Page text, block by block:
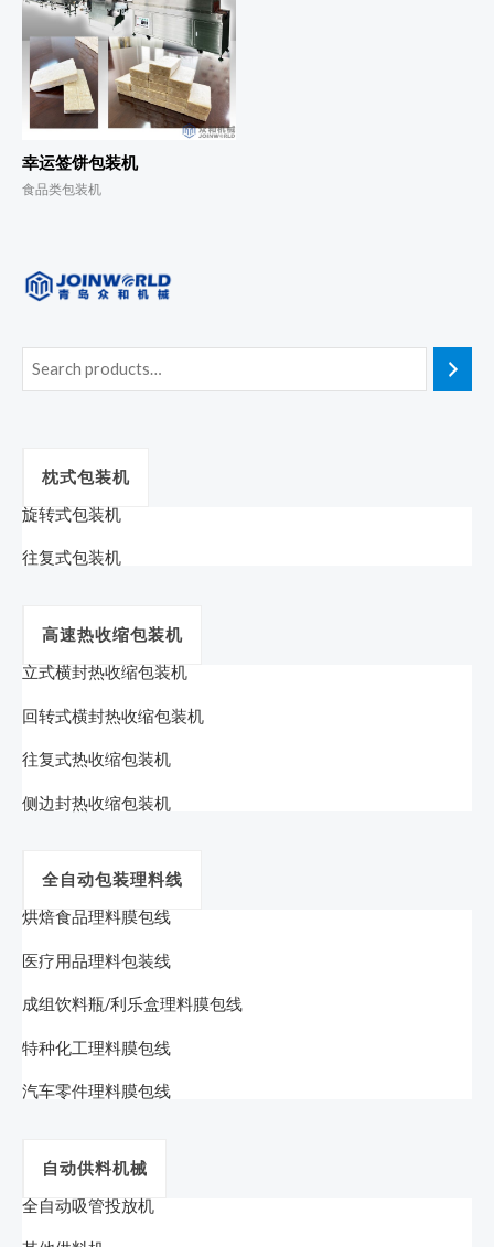
枕式包装机
旋转式包装机
往复式包装机
高速热收缩包装机
立式横封热收缩包装机
回转式横封热收缩包装机
往复式热收缩包装机
侧边封热收缩包装机
全自动包装理料线
烘焙食品理料膜包线
医疗用品理料包装线
成组饮料瓶/利乐盒理料膜包线
特种化工理料膜包线
汽车零件理料膜包线
自动供料机械
全自动吸管投放机
幸运签饼包装机
食品类包装机